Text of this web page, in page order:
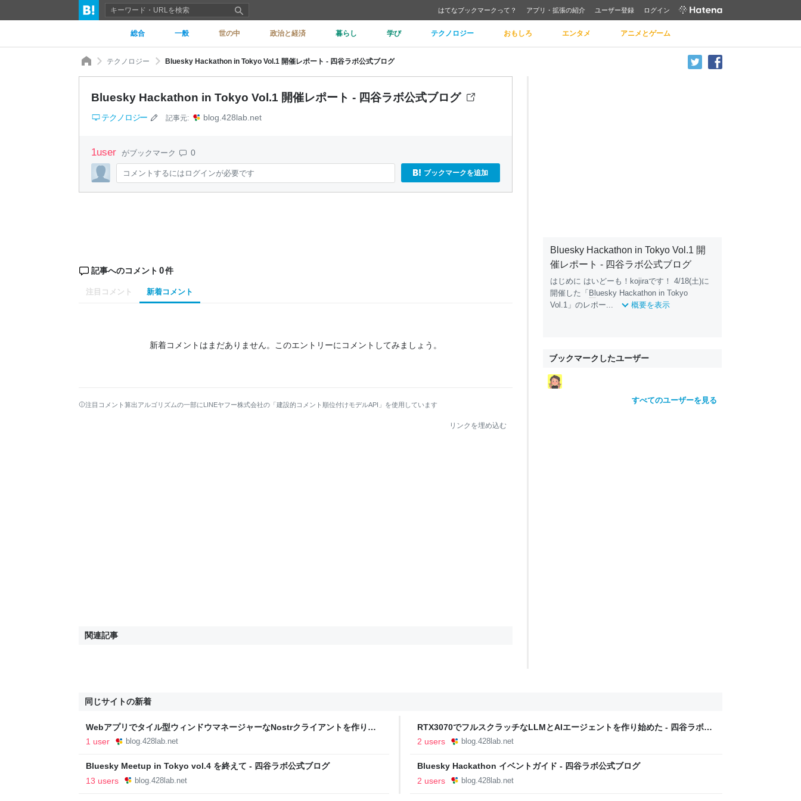
はてなブックマークって？ アプリ・拡張の紹介 ユーザー登録 ログイン
総合 一般 世の中 政治と経済 暮らし 学び テクノロジー おもしろ エンタメ アニメとゲーム
テクノロジー Bluesky Hackathon in Tokyo Vol.1 開催レポート - 四谷ラボ公式ブログ
Bluesky Hackathon in Tokyo Vol.1 開催レポート - 四谷ラボ公式ブログ
テクノロジー 記事元: blog.428lab.net
1user がブックマーク 0
コメントするにはログインが必要です ブックマークを追加
記事へのコメント 0件
注目コメント 新着コメント
新着コメントはまだありません。 このエントリーにコメントしてみましょう。
注目コメント算出アルゴリズムの一部にLINEヤフー株式会社の「建設的コメント順位付けモデルAPI」を使用しています
リンクを埋め込む
関連記事
Bluesky Hackathon in Tokyo Vol.1 開
催レポート - 四谷ラボ公式ブログ
はじめに はいどーも！kojiraです！ 4/18(土)に
開催した「 Bl uesky Hackathon in Tokyo
Vol.1」のレポー...
概要を表示
ブックマークしたユーザー
すべてのユーザーを見る
同じサイトの新着
Webアプリでタイル型ウィンドウマネージャーなNostrクライアントを作り始
めた - 四谷ラボ公式ブログ
1 user blog.428lab.net
RTX3070でフルスクラッチなLLMとAIエージェントを作り始めた - 四谷ラボ公
式ブログ
2 users blog.428lab.net
Bluesky Meetup in Tokyo vol.4 を終えて - 四谷ラボ公式ブログ
13 users
blog.428lab.net
Bluesky Hackathon イベントガイド - 四谷ラボ公式ブログ
2 users
blog.428lab.net